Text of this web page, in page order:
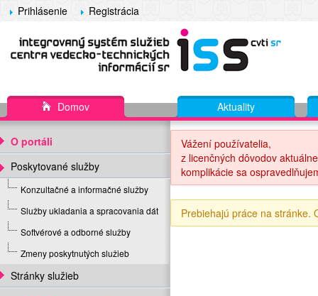
Prihlásenie Registrácia
Domov Aktuality
O portáli
Poskytované služby
Konzultačné a informačné služby
Služby ukladania a spracovania dát
Softvérové a odborné služby
Zmeny poskytnutých služieb
Stránky služieb
Vážení používatelia,
z licenčných dôvodov
komplikácie sa
Prebiehajú práce na stránke.